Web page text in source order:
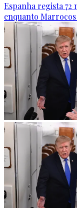
Espanha regista
enquanto